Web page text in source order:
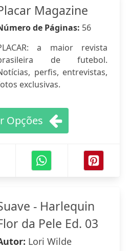
Magazine
de Páginas: 56
a maior revista
de futebol.
perfis, entrevistas,
exclusivas.
Opções
- Harlequin
da Pele Ed. 03
Lori Wilde